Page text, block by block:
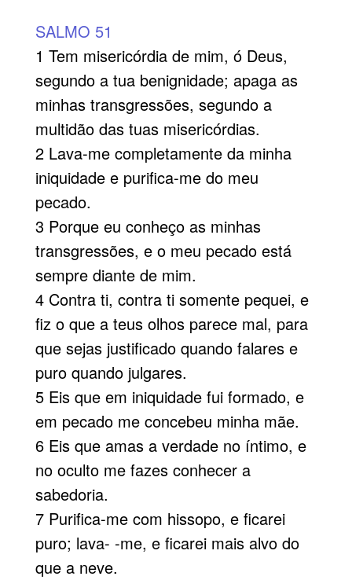
SALMO 51
1 Tem misericórdia de mim, ó Deus,
segundo a tua benignidade; apaga as
minhas transgressões, segundo a
multidão das tuas misericórdias.
2 Lava-me completamente da minha
iniquidade e purifica-me do meu
pecado.
3 Porque eu conheço as minhas
transgressões, e o meu pecado está
sempre diante de mim.
4 Contra ti, contra ti somente pequei, e
fiz o que a teus olhos parece mal, para
que sejas justificado quando falares e
puro quando julgares.
5 Eis que em iniquidade fui formado, e
em pecado me concebeu minha mãe.
6 Eis que amas a verdade no íntimo, e
no oculto me fazes conhecer a
sabedoria.
7 Purifica-me com hissopo, e ficarei
puro; lava- -me, e ficarei mais alvo do
que a neve.